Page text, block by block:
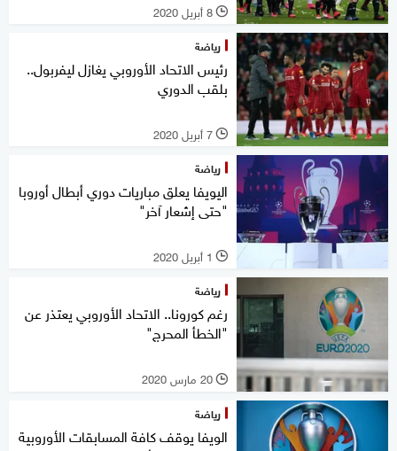
l 8 أبريل 2020
رياضة
رئيس الاتحاد الأوروبي يغازل ليفربول..
بلقب الدوري
l 7 أبريل 2020
رياضة
اليويفا يعلق مباريات دوري أبطال أوروبا
"حتى إشعار آخر"
l 1 أبريل 2020
رياضة
رغم كورونا.. الاتحاد الأوروبي يعتذر عن
"الخطأ المحرج"
l 20 مارس 2020
رياضة
الويفا يوقف كافة المسابقات الأوروبية